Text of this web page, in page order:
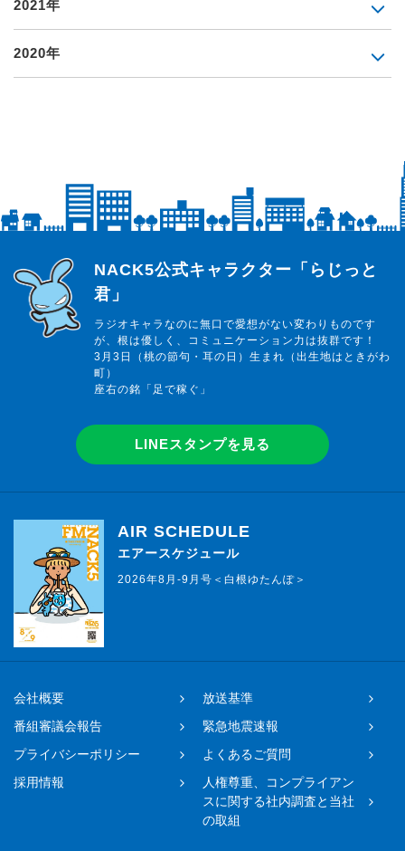
2021年
2020年
らじっと君
NACK5公式キャラクター「らじっと
君」
ラジオキャラなのに無口で愛想がない変わりものです
が、根は優しく、コミュニケーション力は抜群です！
3月3日（桃の節句・耳の日）生まれ（出生地はときがわ
町）
座右の銘「足で稼ぐ」
LINEスタンプを見る
AIR SCHEDULE
エアースケジュール
2026年8月-9月号＜白根ゆたんぽ＞
会社概要
放送基準
番組審議会報告
緊急地震速報
プライバシーポリシー
よくあるご質問
採用情報
人権尊重、コンプライアン
スに関する社内調査と当社
の取組